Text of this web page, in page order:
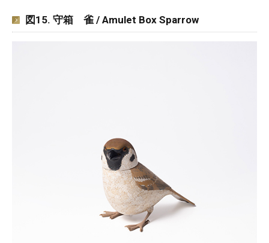
図15. 守箱 雀 / Amulet Box Sparrow